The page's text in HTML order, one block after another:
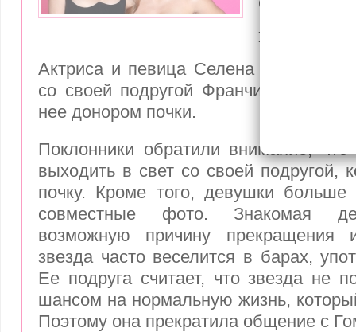
подругой
Актриса и певица Селена Гомес
со своей подругой Франчия Раиса,
нее донором почки.
Поклонники обратили внимание, что
выходить в свет со своей подругой,
почку. Кроме того, девушки
совместные фото. Знакомая
возможную причину
звезда часто веселится в барах,
Ее подруга считает, что звезда не
шансом на нормальную жизнь,
Поэтому она прекратила общение с